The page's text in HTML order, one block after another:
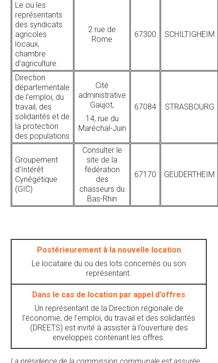
Le ou les
représentants
des syndicats
agricoles
locaux,
chambre
d'agriculture.
2 rue de
Rome
67300 SCHILTIGHEIM
Direction
départementale
de l’emploi, du
travail, des
solidarités et de
la protection
des populations
Cité
administrative
Gaujot,
14, rue du
Maréchal-Juin
67084 STRASBOURG
Groupement
d’Intérêt
Cynégétique
(GIC)
Consulter le
site de la
fédération
des
chasseurs du
Bas-Rhin
67170 GEUDERTHEIM
Postérieurement à la nouvelle location
Le locataire du ou des lots concernés ou son
représentant.
Dans le cas de location par appel d’offres
Un représentant de la Direction régionale de
l’économie, de l’emploi, du travail et des solidarités
(DREETS) est invité à assister à l’ouverture des
enveloppes contenant les offres.
La présidence de la commission communale est assurée